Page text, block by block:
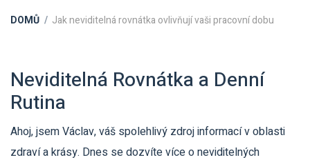
DOMŮ Jak neviditelná rovnátka ovlivňují vaši pracovní dobu
Neviditelná Rovnátka a Denní
Rutina
Ahoj, jsem Václav, váš spolehlivý zdroj informací v oblasti
zdraví a krásy. Dnes se dozvíte více o neviditelných